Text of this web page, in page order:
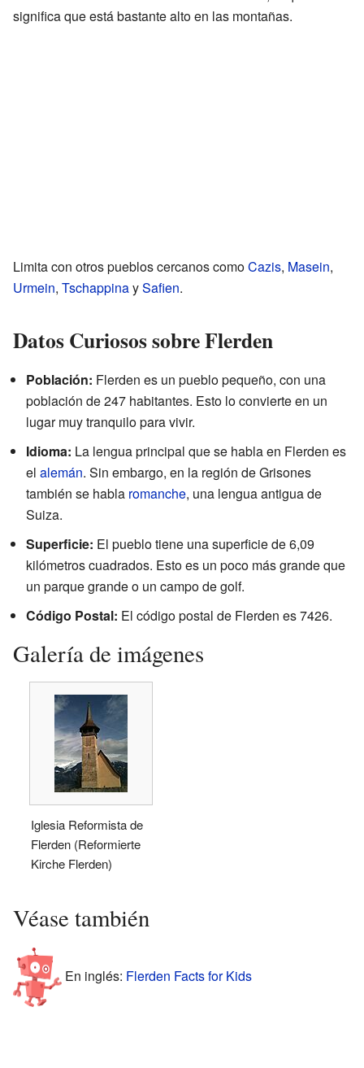
significa que está bastante alto en las montañas.
Limita con otros pueblos cercanos comoCazis, Masein,
Urmein, TschappinaySafien.
Datos Curiosos sobre Flerden
Población: Flerden es un pueblo pequeño, con una
población de 247 habitantes. Esto lo convierte en un
lugar muy tranquilo para vivir.
Idioma: La lengua principal que se habla en Flerden es
el alemán. Sin embargo, en la región de Grisones
también se habla romanche, una lengua antigua de
Suiza.
Superficie: El pueblo tiene una superficie de 6,09
kilómetros cuadrados. Esto es un poco más grande que
un parque grande o un campo de golf.
Código Postal: El código postal de Flerden es 7426.
Galería de imágenes
Iglesia Reformista de
Flerden (Reformierte
Kirche Flerden)
Véase también
En inglés: Flerden Facts for Kids